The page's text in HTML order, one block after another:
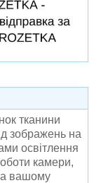
тканини
зображень на
освітлення
камери,
вашому